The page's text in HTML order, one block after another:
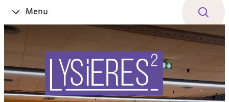
contenu
Ouvrir
le
Menu